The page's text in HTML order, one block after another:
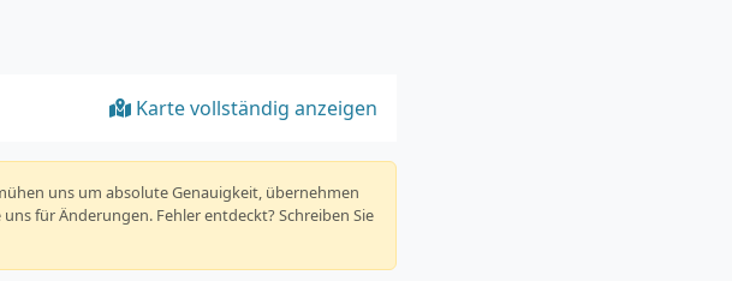
Karte vollständig anzeigen
uns um absolute Genauigkeit, übernehmen
für Änderungen. Fehler entdeckt? Schreiben Sie